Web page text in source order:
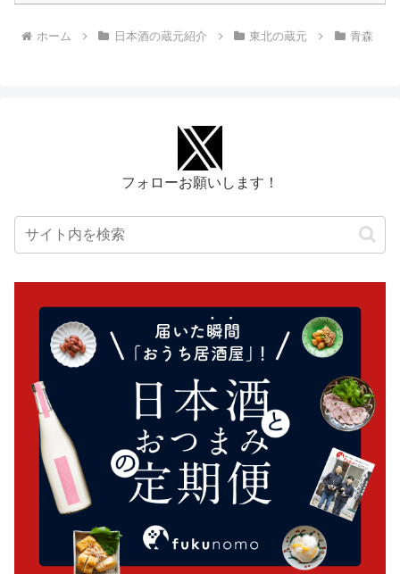
ホーム 日本酒の蔵元紹介 東北の蔵元 青森
フォローお願いします！